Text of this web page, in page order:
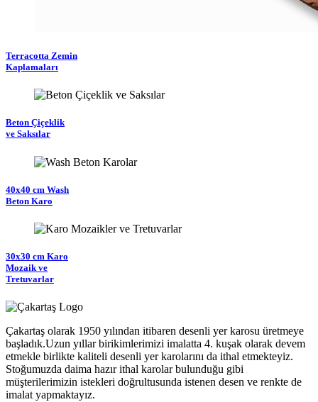
Terracotta Zemin
Kaplamaları
Beton Çiçeklik
ve Saksılar
40x40 cm Wash
Beton Karo
30x30 cm Karo
Mozaik ve
Tretuvarlar
Çakartaş olarak 1950 yılından itibaren desenli yer karosu üretmeye
başladık.Uzun yıllar birikimlerimizi imalatta 4. kuşak olarak devem
etmekle birlikte kaliteli desenli yer karolarını da ithal etmekteyiz.
Stoğumuzda daima hazır ithal karolar bulunduğu gibi
müşterilerimizin istekleri doğrultusunda istenen desen ve renkte de
imalat yapmaktayız.